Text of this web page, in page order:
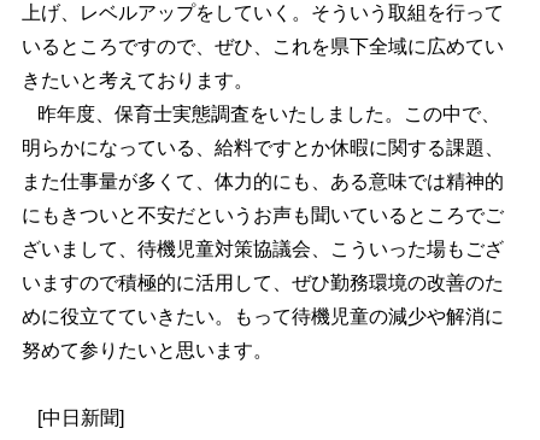
上げ、レベルアップをしていく。そういう取組を行って
いるところですので、ぜひ、これを県下全域に広めてい
きたいと考えております。
昨年度、保育士実態調査をいたしました。この中で、
明らかになっている、給料ですとか休暇に関する課題、
また仕事量が多くて、体力的にも、ある意味では精神的
にもきついと不安だというお声も聞いているところでご
ざいまして、待機児童対策協議会、こういった場もござ
いますので積極的に活用して、ぜひ勤務環境の改善のた
めに役立てていきたい。もって待機児童の減少や解消に
努めて参りたいと思います。
[中日新聞]